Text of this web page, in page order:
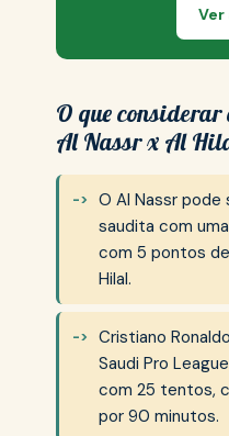
Ver
O que considerar
Al Nassr x Al
O Al Nassr
saudita com
com 5 pontos
Hilal.
Cristiano
Saudi Pro
com 25 tentos,
por 90 minutos.